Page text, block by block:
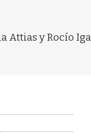
Attias y Rocío